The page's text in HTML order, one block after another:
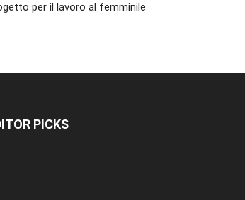
per il lavoro al femminile
PICKS